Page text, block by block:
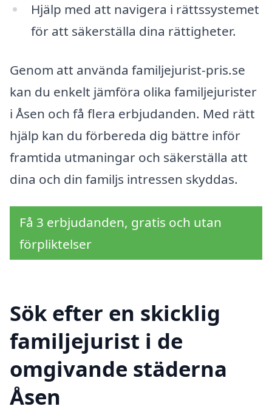
Hjälp med att navigera i rättssystemet
för att säkerställa dina rättigheter.
Genom att använda familjejurist-pris.se
kan du enkelt jämföra olika familjejurister
i Åsen och få flera erbjudanden. Med rätt
hjälp kan du förbereda dig bättre inför
framtida utmaningar och säkerställa att
dina och din familjs intressen skyddas.
Få 3 erbjudanden, gratis och utan
förpliktelser
Sök efter en skicklig
familjejurist i de
omgivande städerna
Åsen